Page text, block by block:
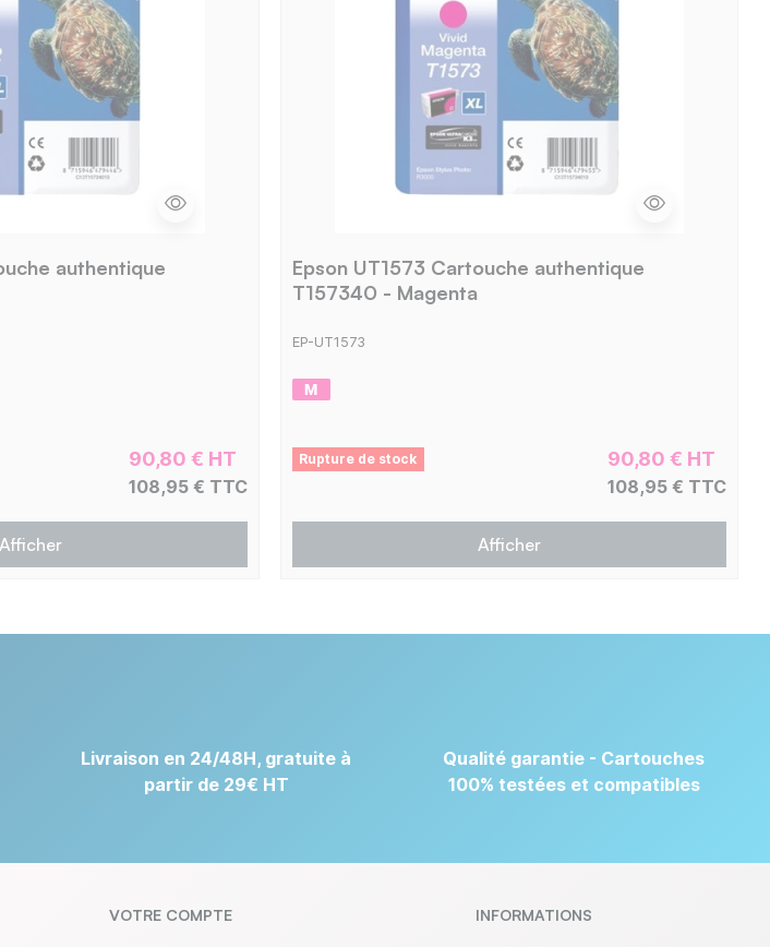
authentique
90,80 € HT
108,95 € TTC
Afficher
Epson UT1573 Cartouche authentique
T157340 - Magenta
EP-UT1573
Rupture de stock 90,80 € HT
108,95 € TTC
Afficher
Livraison en 24/48H, gratuite à
partir de 29€ HT
Qualité garantie - Cartouches
100% testées et compatibles
VOTRE COMPTE INFORMATIONS